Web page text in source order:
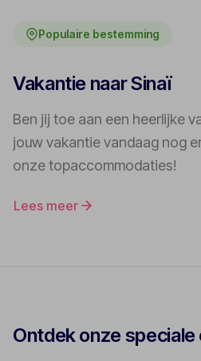
Populaire bestemming
Vakantie naar Sinaï
Ben jij toe aan een heerlijke
jouw vakantie vandaag nog
onze topaccommodaties!
Lees meer
Ontdek onze